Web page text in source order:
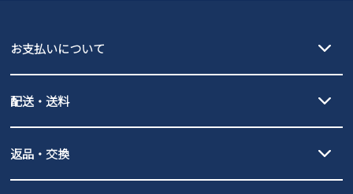
お支払いについて
PayPay（オンライン決済）、代金引換のご利用が可能です。
配送・送料
北海道・本州・四国・九州…550円
全国一律…220円（税込）
発送日・送料詳細についてはご利用ガイドを
返品・交換